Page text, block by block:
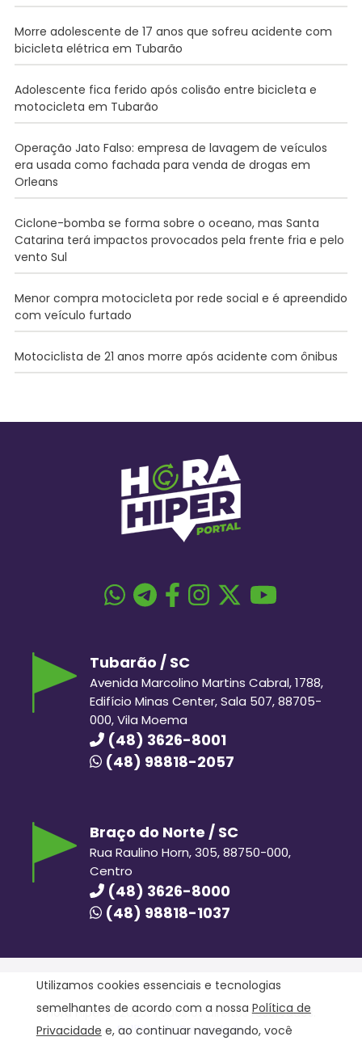
Morre adolescente de 17 anos que sofreu acidente com
bicicleta elétrica em Tubarão
Adolescente fica ferido após colisão entre bicicleta e
motocicleta em Tubarão
Operação Jato Falso: empresa de lavagem de veículos
era usada como fachada para venda de drogas em
Orleans
Ciclone-bomba se forma sobre o oceano, mas Santa
Catarina terá impactos provocados pela frente fria e pelo
vento Sul
Menor compra motocicleta por rede social e é apreendido
com veículo furtado
Motociclista de 21 anos morre após acidente com ônibus
Tubarão / SC
Avenida Marcolino Martins Cabral, 1788,
Edifício Minas Center, Sala 507, 88705-
000, Vila Moema
(48) 3626-8001
(48) 98818-2057
Braço do Norte / SC
Rua Raulino Horn, 305, 88750-000,
Centro
(48) 3626-8000
(48) 98818-1037
Hora Hiper © 2020. Todos os direitos reservados.
Política de Privacidade
Utilizamos cookies essenciais e tecnologias
semelhantes de acordo com a nossa Política de
Privacidade e, ao continuar navegando, você